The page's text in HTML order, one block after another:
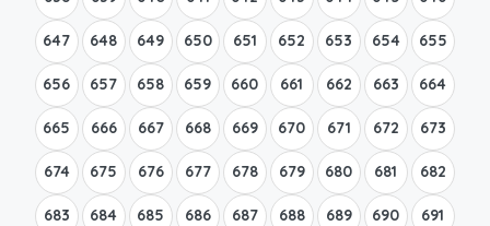
647 648 649 650 651 652 653 654 655
656 657 658 659 660 661 662 663 664
665 666 667 668 669 670 671 672 673
674 675 676 677 678 679 680 681 682
683 684 685 686 687 688 689 690 691